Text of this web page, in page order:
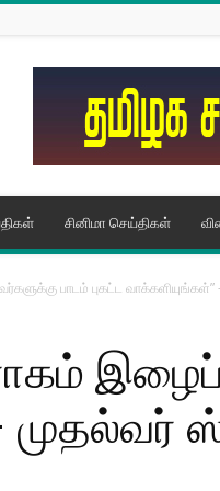
சினிமா செய்திகள்
பாடம் புகட்ட
முதல்வர்